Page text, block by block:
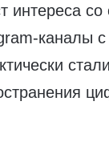
интереса со
каналы